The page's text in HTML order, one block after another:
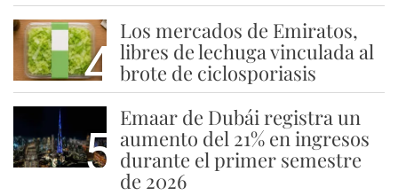
4
Los mercados de Emiratos,
libres de lechuga vinculada al
brote de ciclosporiasis
5
Emaar de Dubái registra un
aumento del 21% en ingresos
durante el primer semestre
de 2026